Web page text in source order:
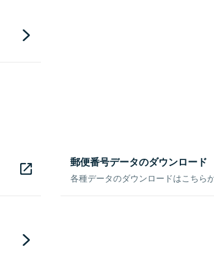
郵便番号データのダウンロード
各種データのダウンロードはこちら